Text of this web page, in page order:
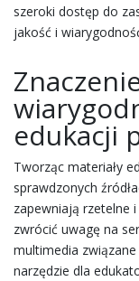
szeroki dostęp do
jakość i
edukacji
Tworząc materiały
sprawdzonych
zapewniają rzetelne
zwrócić uwagę na
multimedia
narzędzie dla